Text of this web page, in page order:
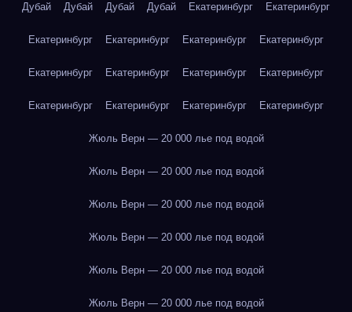
Дубай Дубай Дубай Дубай Екатеринбург Екатеринбург
Екатеринбург Екатеринбург Екатеринбург Екатеринбург
Екатеринбург Екатеринбург Екатеринбург Екатеринбург
Екатеринбург Екатеринбург Екатеринбург Екатеринбург
Жюль Верн — 20 000 лье под водой
Жюль Верн — 20 000 лье под водой
Жюль Верн — 20 000 лье под водой
Жюль Верн — 20 000 лье под водой
Жюль Верн — 20 000 лье под водой
Жюль Верн — 20 000 лье под водой